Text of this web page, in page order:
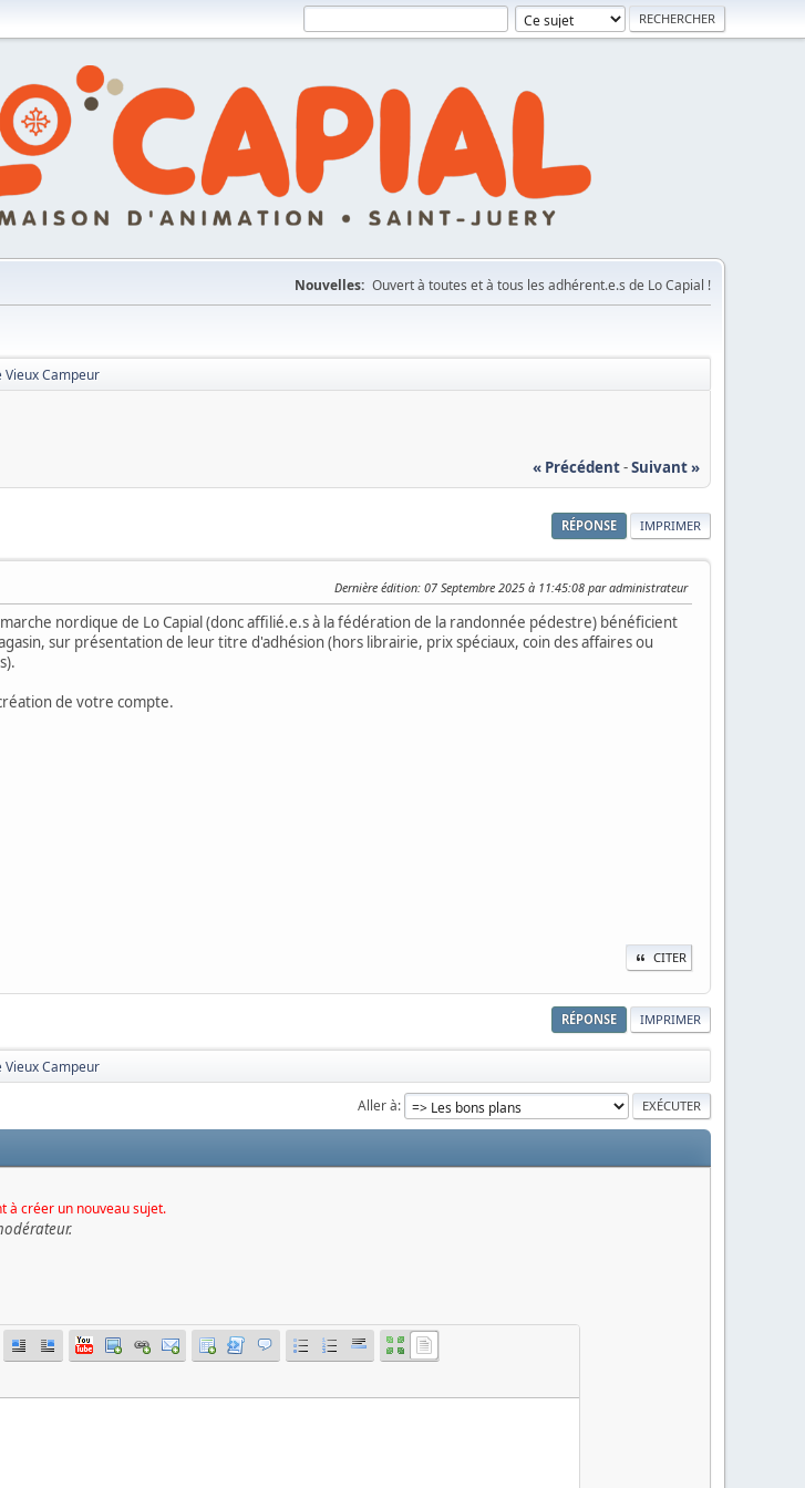
Nouvelles: Ouvert à toutes et à tous les adhérent.e.s de Lo Capial !
Vieux Campeur
« Précédent-Suivant »
RÉPONSE IMPRIMER
Dernière édition: 07 Septembre 2025 à 11:45:08 par administrateur
nordique de Lo Capial (donc affilié.e.s à la fédération de la randonnée pédestre) bénéficient
sur présentation de leur titre d'adhésion (hors librairie, prix spéciaux, coin des affaires ou
de votre compte.
CITER
RÉPONSE IMPRIMER
Vieux Campeur
Aller à
à créer un nouveau sujet.